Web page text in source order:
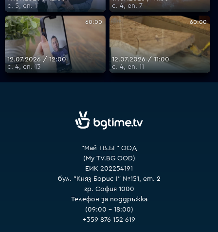
с. 5, еп. 1
с. 4, еп. 7
60:00
12.07.2026 / 12:00
с. 4, еп. 13
60:00
12.07.2026 / 11:00
с. 4, еп. 11
"Май ТВ.БГ" ООД
(My TV.BG OOD)
ЕИК 202254191
бул. "Княз Борис I" №151, ет. 2
гр. София 1000
Телефон за поддръжка
(09:00 – 18:00)
+359 876 152 619